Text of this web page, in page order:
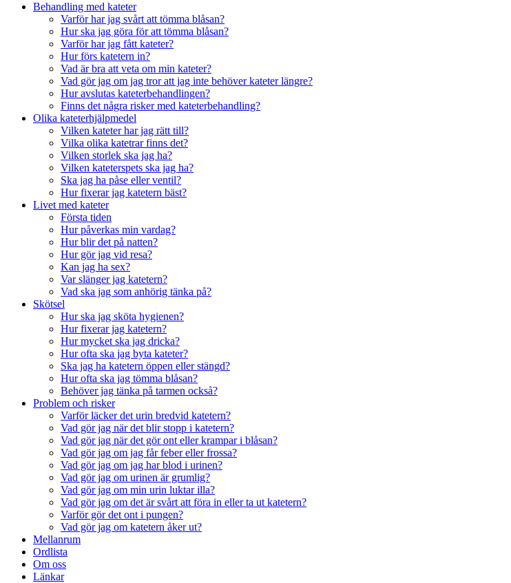
Behandling med kateter
Varför har jag svårt att tömma blåsan?
Hur ska jag göra för att tömma blåsan?
Varför har jag fått kateter?
Hur förs katetern in?
Vad är bra att veta om min kateter?
Vad gör jag om jag tror att jag inte behöver kateter längre?
Hur avslutas kateterbehandlingen?
Finns det några risker med kateterbehandling?
Olika kateterhjälpmedel
Vilken kateter har jag rätt till?
Vilka olika katetrar finns det?
Vilken storlek ska jag ha?
Vilken kateterspets ska jag ha?
Ska jag ha påse eller ventil?
Hur fixerar jag katetern bäst?
Livet med kateter
Första tiden
Hur påverkas min vardag?
Hur blir det på natten?
Hur gör jag vid resa?
Kan jag ha sex?
Var slänger jag katetern?
Vad ska jag som anhörig tänka på?
Skötsel
Hur ska jag sköta hygienen?
Hur fixerar jag katetern?
Hur mycket ska jag dricka?
Hur ofta ska jag byta kateter?
Ska jag ha katetern öppen eller stängd?
Hur ofta ska jag tömma blåsan?
Behöver jag tänka på tarmen också?
Problem och risker
Varför läcker det urin bredvid katetern?
Vad gör jag när det blir stopp i katetern?
Vad gör jag när det gör ont eller krampar i blåsan?
Vad gör jag om jag får feber eller frossa?
Vad gör jag om jag har blod i urinen?
Vad gör jag om urinen är grumlig?
Vad gör jag om min urin luktar illa?
Vad gör jag om det är svårt att föra in eller ta ut katetern?
Varför gör det ont i pungen?
Vad gör jag om katetern åker ut?
Mellanrum
Ordlista
Om oss
Länkar